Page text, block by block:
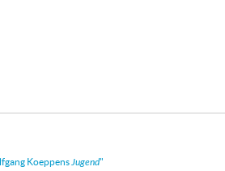
Koeppens Jugend"